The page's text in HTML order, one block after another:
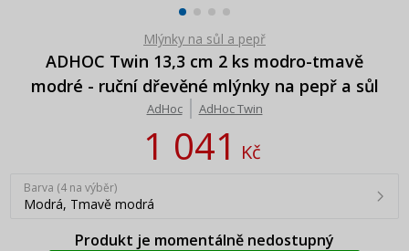
Mlýnky na sůl a pepř
ADHOC Twin 13,3 cm 2 ks modro-tmavě
modré - ruční dřevěné mlýnky na pepř a sůl
AdHoc AdHoc Twin
1 041Kč
Barva (4 na výběr)
Modrá, Tmavě modrá
Produkt je momentálně nedostupný